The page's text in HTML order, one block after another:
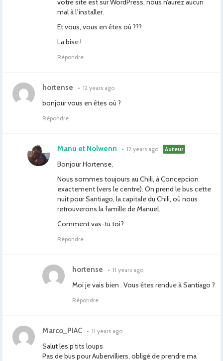
votre site est sur WordPress, nous n’aurez aucun
mal à l’installer.
Et vous, vous en êtes où ???
La bise !
Répondre
hortense • 12 years ago
bonjour vous en êtes où ?
Répondre
Manu et Nolwenn • 12 years ago Auteur
Bonjour Hortense,
Nous sommes toujours au Chili, à Concepcion
exactement (vers le centre). On prend le bus cette
nuit pour Santiago, la capitale du Chili, où nous
retrouverons la famille de Manuel.
Comment vas-tu toi?
Répondre
hortense • 11 years ago
Moi je vais bien . Vous êtes rendue à Santiago ?
Répondre
Marco_PIAC • 11 years ago
Salut les p’tits loups
Pas de bus pour Aubervilliers, obligé de prendre ma